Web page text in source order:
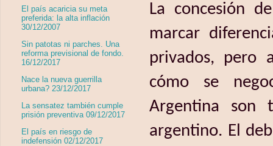
La concesión
marcar
privados, pero
cómo se
Argentina son
argentino. El
El país acaricia su meta
preferida: la alta inflación
30/12/2007
Sin patotas ni parches. Una
reforma previsional de fondo.
16/12/2017
Nace la nueva guerrilla
urbana? 23/12/2017
La sensatez también cumple
prisión preventiva 09/12/2017
El país en riesgo de
indefensión 02/12/2017